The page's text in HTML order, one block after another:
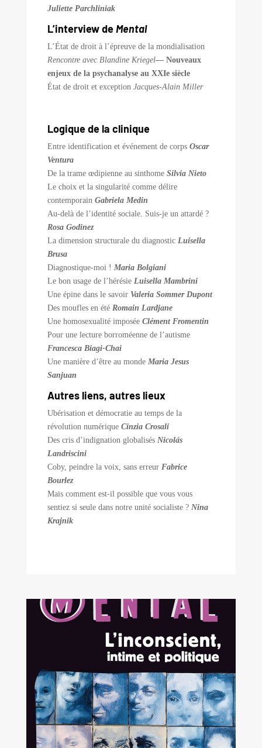
Juliette Parchliniak
L’interview deMental
L’État de droit à l’épreuve de la mondialisation
Rencontre avec Blandine Kriegel— Nouveaux
enjeux de la psychanalyse au XXIe siècle
État de droit et exception Jacques-Alain Miller
Logique de la clinique
Entre identification et événement de corps Oscar
Ventura
De la trame œdipienne au sinthome Silvia Nieto
Le choix et la singularité comme délire
contemporain Gabriela Medin
Au-delà de l’identité sociale. Suis-je un attardé ?
Rosa Godinez
La dimension structurale du diagnostic Luisella
Brusa
Diagnostique-moi ! Maria Bolgiani
Le bon usage de l’hérésie Luisella Mambrini
Une épine dans le savoirValeria Sommer Dupont
Des moufles en été Romain Lardjane
Une homosexualité imposée Clément Fromentin
Pour une lecture borroméenne de l’autisme
Francesca Biagi-Chai
Une manière d’être au monde Maria Jesus
Sanjuan
Autres liens, autres lieux
Ubérisation et démocratie au temps de la
révolution numérique Cinzia Crosali
Des cris d’indignation globalisés Nicolás
Landriscini
Coby, peindre la voix, sans erreur Fabrice
Bourlez
Mais comment est-il possible que vous vous
sentiez si seule dans notre unité socialiste ? Nina
Krajnik